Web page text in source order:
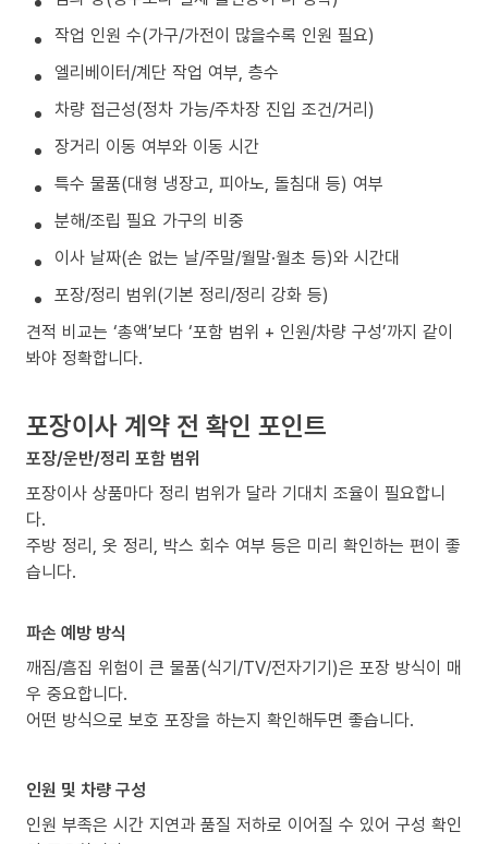
작업 인원 수(가구/가전이 많을수록 인원 필요)
엘리베이터/계단 작업 여부, 층수
차량 접근성(정차 가능/주차장 진입 조건/거리)
장거리 이동 여부와 이동 시간
특수 물품(대형 냉장고, 피아노, 돌침대 등) 여부
분해/조립 필요 가구의 비중
이사 날짜(손 없는 날/주말/월말·월초 등)와 시간대
포장/정리 범위(기본 정리/정리 강화 등)
견적 비교는 ‘총액’보다 ‘포함 범위 + 인원/차량 구성’까지 같이
봐야 정확합니다.
포장이사 계약 전 확인 포인트
포장/운반/정리 포함 범위
포장이사 상품마다 정리 범위가 달라 기대치 조율이 필요합니
다.
주방 정리, 옷 정리, 박스 회수 여부 등은 미리 확인하는 편이 좋
습니다.
파손 예방 방식
깨짐/흠집 위험이 큰 물품(식기/TV/전자기기)은 포장 방식이 매
우 중요합니다.
어떤 방식으로 보호 포장을 하는지 확인해두면 좋습니다.
인원 및 차량 구성
인원 부족은 시간 지연과 품질 저하로 이어질 수 있어 구성 확인